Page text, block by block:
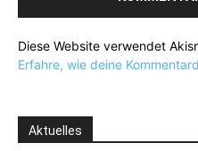
Diese Website verwendet
Erfahre, wie deine
Aktuelles